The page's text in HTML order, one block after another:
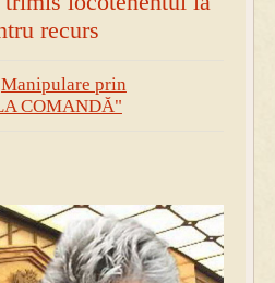
recurs
Manipulare prin
COMANDĂ"